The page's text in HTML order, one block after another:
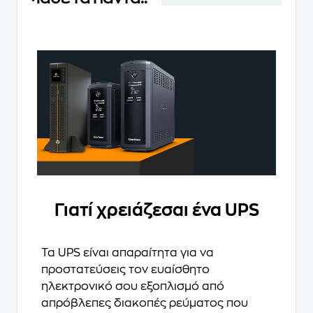
Γιατί χρειάζεσαι ένα UPS
Τα UPS είναι απαραίτητα για να
προστατεύσεις τον ευαίσθητο
ηλεκτρονικό σου εξοπλισμό από
απρόβλεπες διακοπές ρεύματος που